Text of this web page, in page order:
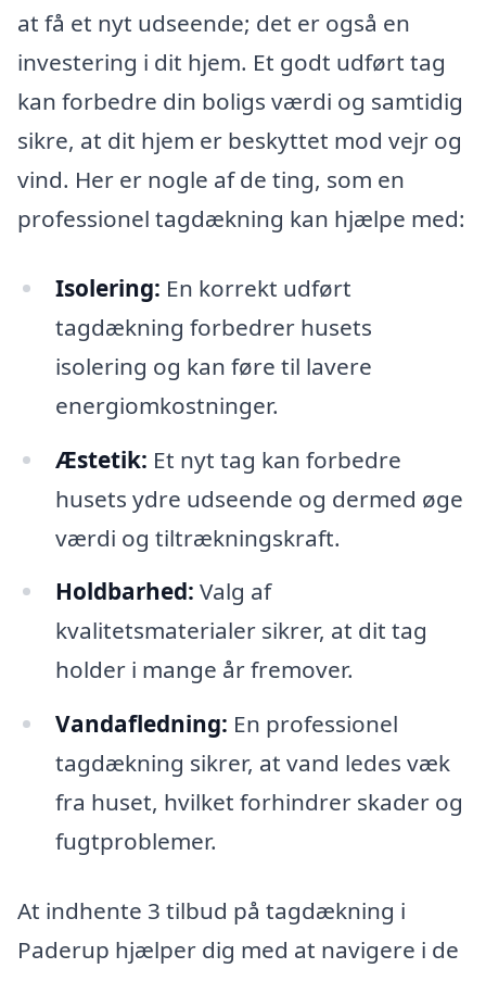
at få et nyt udseende; det er også en
investering i dit hjem. Et godt udført tag
kan forbedre din boligs værdi og samtidig
sikre, at dit hjem er beskyttet mod vejr og
vind. Her er nogle af de ting, som en
professionel tagdækning kan hjælpe med:
Isolering: En korrekt udført
tagdækning forbedrer husets
isolering og kan føre til lavere
energiomkostninger.
Æstetik: Et nyt tag kan forbedre
husets ydre udseende og dermed øge
værdi og tiltrækningskraft.
Holdbarhed: Valg af
kvalitetsmaterialer sikrer, at dit tag
holder i mange år fremover.
Vandafledning: En professionel
tagdækning sikrer, at vand ledes væk
fra huset, hvilket forhindrer skader og
fugtproblemer.
At indhente 3 tilbud på tagdækning i
Paderup hjælper dig med at navigere i de